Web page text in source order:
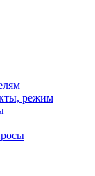
режим